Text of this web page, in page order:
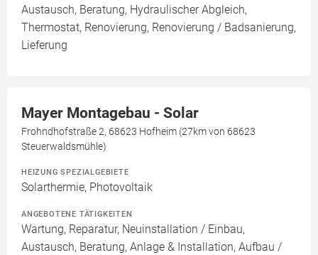
Austausch, Beratung, Hydraulischer Abgleich,
Thermostat, Renovierung, Renovierung / Badsanierung,
Lieferung
Mayer Montagebau - Solar
Frohndhofstraße 2, 68623 Hofheim (27km von 68623
Steuerwaldsmühle)
HEIZUNG SPEZIALGEBIETE
Solarthermie, Photovoltaik
ANGEBOTENE TÄTIGKEITEN
Wartung, Reparatur, Neuinstallation / Einbau,
Austausch, Beratung, Anlage & Installation, Aufbau /